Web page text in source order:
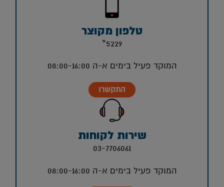
טלפון מקוצר
5229*
המוקד פעיל בימים א-ה 08:00-16:00
התקשרו
שירות לקוחות
03-7706061
המוקד פעיל בימים א-ה 08:00-16:00